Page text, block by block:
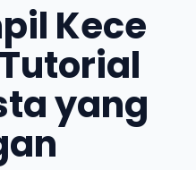
Kece
yang